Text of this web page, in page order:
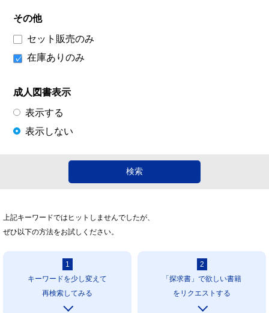
その他
セット販売のみ
在庫ありのみ
成人図書表示
表示する
表示しない
上記キーワードではヒットしませんでしたが、
ぜひ以下の方法をお試しください。
1
キーワードを少し変えて
再検索してみる
2
「探求書」で欲しい書籍
をリクエストする